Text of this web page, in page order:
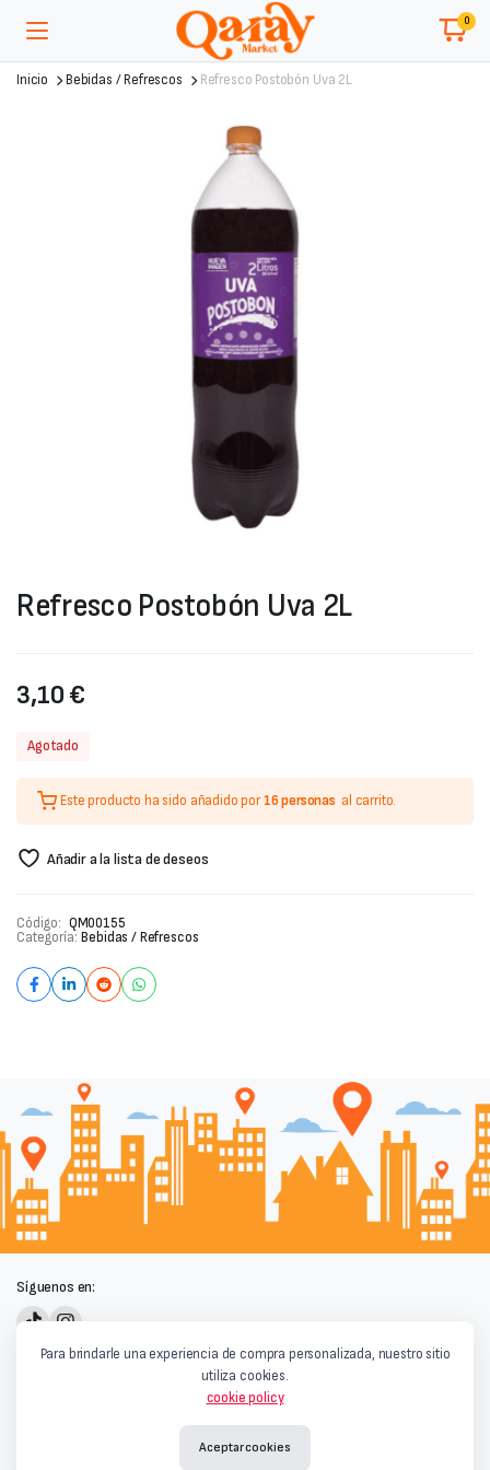
0
Inicio Bebidas / Refrescos Refresco Postobón Uva 2L
Refresco Postobón Uva 2L
3,10€
Agotado
Este producto ha sido añadido por16 personas al carrito.
Añadir a la lista de deseos
Código: QM00155
Categoría: Bebidas / Refrescos
Síguenos en:
Powered by
Para brindarle una experiencia de compra personalizada, nuestro sitio
utiliza cookies.
cookie policy
Aceptar cookies